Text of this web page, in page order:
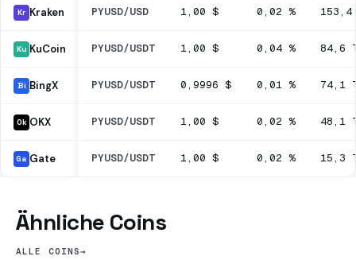
Kr Kraken PYUSD/USD 1,00 $ 0,02 %
Ku KuCoin PYUSD/USDT 1,00 $ 0,04 % 84,6
Bi BingX PYUSD/USDT 0,9996 $ 0,01 % 74,1
Ok OKX PYUSD/USDT 1,00 $ 0,02 % 48,1
Ga Gate PYUSD/USDT 1,00 $ 0,02 % 15,3
Ähnliche Coins
ALLE COINS→